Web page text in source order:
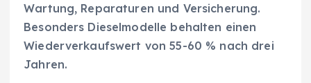
Wartung, Reparaturen und Versicherung.
Besonders Dieselmodelle behalten einen
Wiederverkaufswert von 55-60 % nach drei
Jahren.